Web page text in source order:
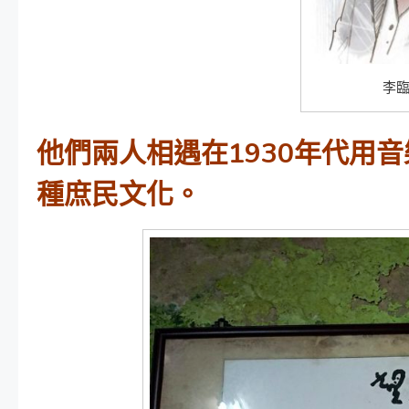
李
他們兩人相遇在1930年代用
種庶民文化。